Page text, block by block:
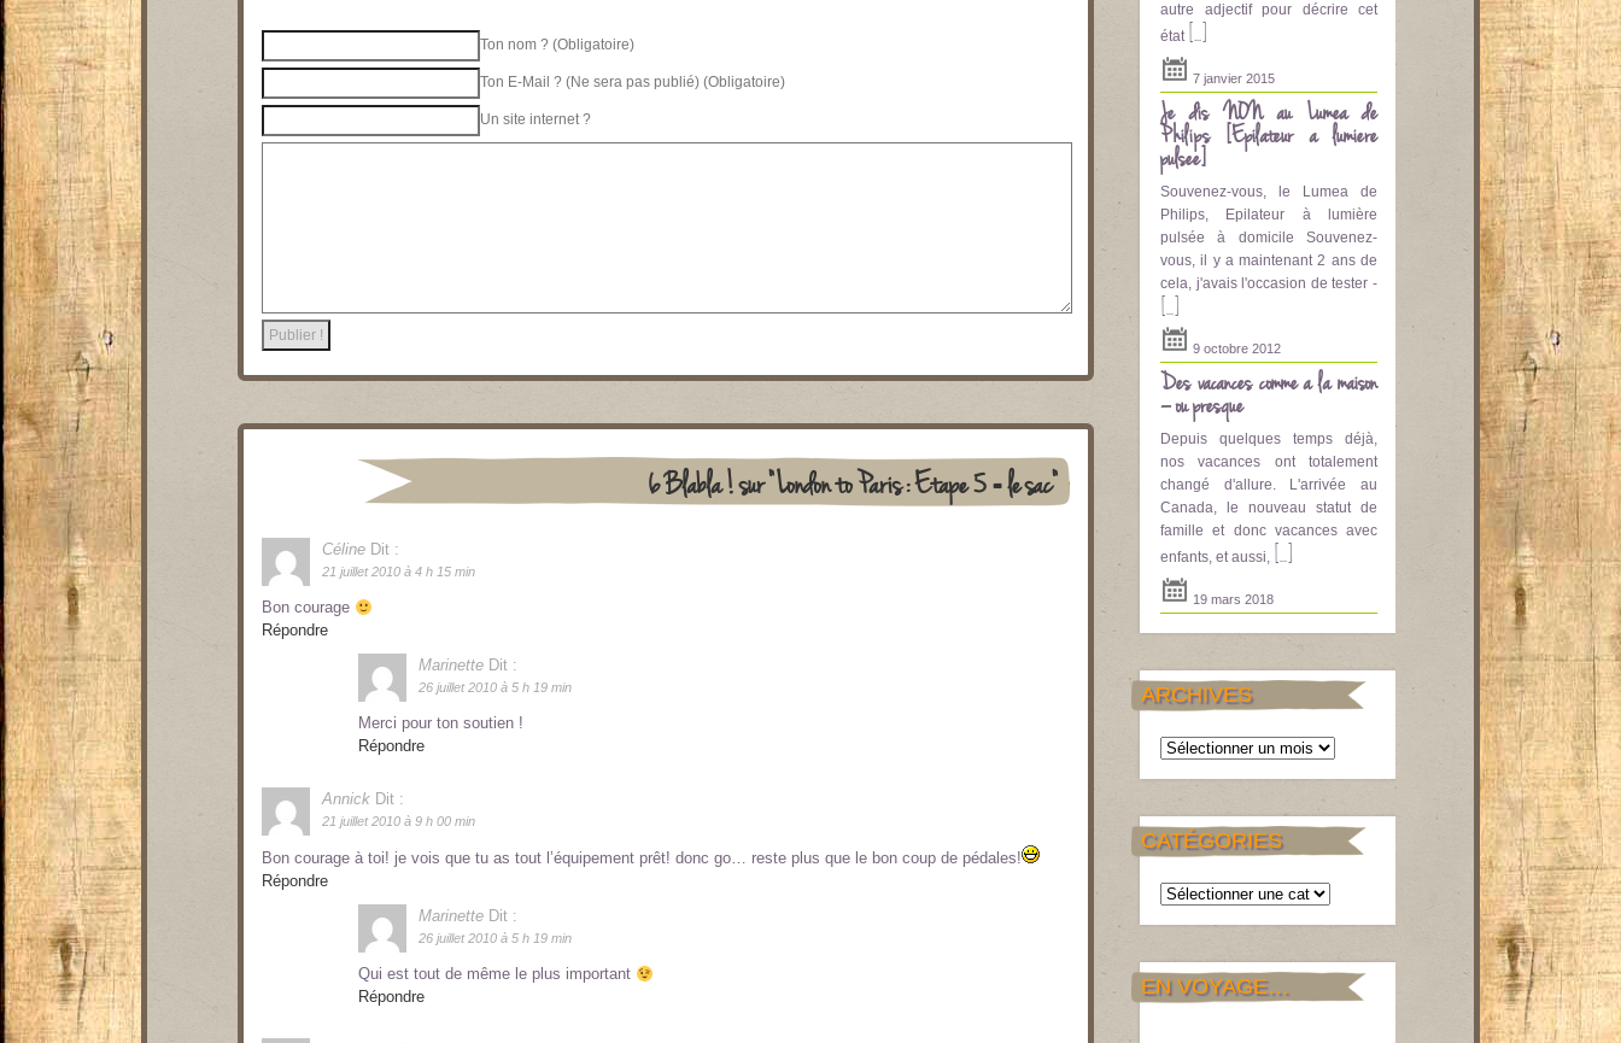
Ton nom ? (Obligatoire)
Ton E-Mail ? (Ne sera pas publié) (Obligatoire)
Un site internet ?
6 Blabla ! sur "London to Paris : Etape 5 = le sac"
Céline Dit :
21 juillet 2010 à 4 h 15 min
Bon courage
Répondre
Marinette Dit :
26 juillet 2010 à 5 h 19 min
Merci pour ton soutien !
Répondre
Annick Dit :
21 juillet 2010 à 9 h 00 min
Bon courage à toi! je vois que tu as tout l’équipement prêt! donc go… reste plus que le bon coup de pédales!
Répondre
Marinette Dit :
26 juillet 2010 à 5 h 19 min
Qui est tout de même le plus important
Répondre
autre adjectif pour décrire cet
état [...]
7 janvier 2015
Je dis NON au Lumea de
Philips [Epilateur a lumière
pulsee]
Souvenez-vous, le Lumea de
Philips, Epilateur à lumière
pulsée à domicile Souvenez-
vous, il y a maintenant 2 ans de
cela, j'avais l'occasion de tester -
[...]
9 octobre 2012
Des vacances comme à la maison
– ou presque
Depuis quelques temps déjà,
nos vacances ont totalement
changé d'allure. L'arrivée au
Canada, le nouveau statut de
famille et donc vacances avec
enfants, et aussi, [...]
19 mars 2018
ARCHIVES
Archives
CATÉGORIES
Catégories
EN VOYAGE…